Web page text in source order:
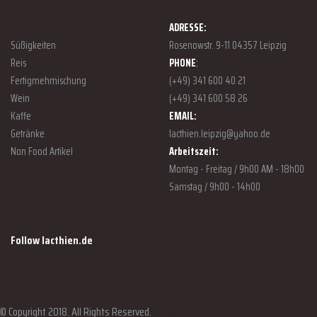
Süßigkeiten
Reis
Fertigmehmischung
Wein
Kaffe
Getränke
Non Food Artikel
ADRESSE:
Rosenowstr. 9-11 04357 Leipzig
PHONE:
(+49) 341 600 40 21
(+49) 341 600 58 26
EMAIL:
lacthien.leipzig@yahoo.de
Arbeitszeit:
Montag - Freitag / 9h00 AM - 18h00
Samstag / 9h00 - 14h00
Follow lacthien.de
© Copyright 2018. All Rights Reserved.